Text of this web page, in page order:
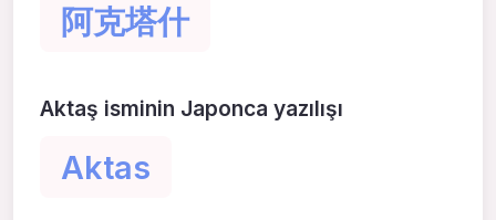
阿克塔什
Aktaş isminin Japonca yazılışı
Aktas